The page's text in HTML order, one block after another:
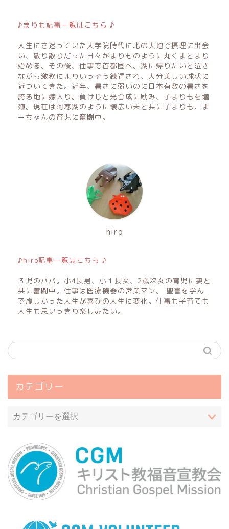
♪まりも記事一覧はこちら ♪
人生にさ迷っていた大学院時代に北の大地で摂理に出会
い、散り散りだった日々がまりものように丸くまとまり
始める。その後、仕事で首都圏へ。湖に帰りたいと泣き
ながら激務によりいっそう練達され、大分美しい球状に
近づいてきた。近年、暑さに弱いのに日本有数の暑さを
誇る地に嫁入り。負けじと光合成に励み、子まりもを増
殖。現在は阿寒湖のように懐広い夫と共に子まりも、ま
ーちゃんの育児に奮闘中。
hiro
♪hiro記事一覧はこちら ♪
３児のパパ。小4長男、小１長女、2歳次女の育児に妻と
共に奮闘中。仕事は医療機器の営業マン。 聖書を学ん
で虚しかった人生が喜びの人生に変化。仕事も子育ても
人生も思いっきり楽しみたい。
カテゴリー